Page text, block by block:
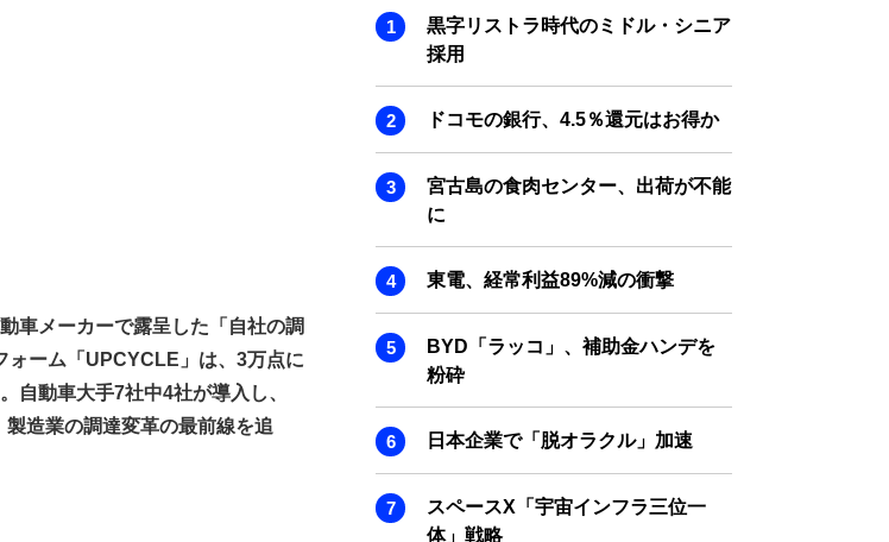
車メーカーで露呈した「自社の調
ーム「UPCYCLE」は、3万点に
自動車大手7社中4社が導入し、
造業の調達変革の最前線を追
黒字リストラ時代のミドル・シニア
採用
ドコモの銀行、4.5％還元はお得か
宮古島の食肉センター、出荷が不能
に
東電、経常利益89%減の衝撃
BYD「ラッコ」、補助金ハンデを
粉砕
日本企業で「脱オラクル」加速
スペースX「宇宙インフラ三位一
体」戦略